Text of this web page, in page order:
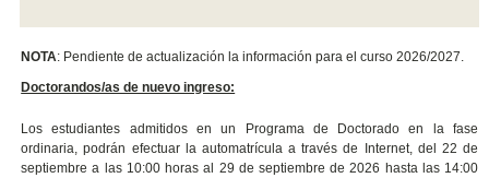
NOTA: Pendiente de actualización la información para el curso 2026/2027.
Doctorandos/as de nuevo ingreso:
Los estudiantes admitidos en un Programa de Doctorado en la fase
ordinaria, podrán efectuar la automatrícula a través de Internet, del 22 de
septiembre a las 10:00 horas al 29 de septiembre de 2026 hasta las 14:00